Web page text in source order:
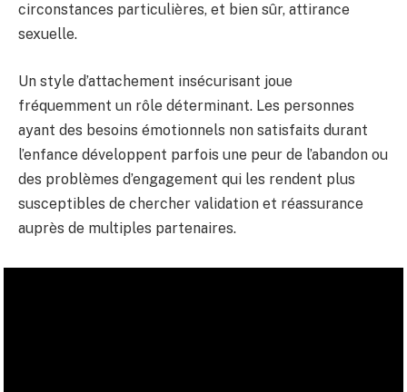
circonstances particulières, et bien sûr, attirance
sexuelle.
Un style d’attachement insécurisant joue
fréquemment un rôle déterminant. Les personnes
ayant des besoins émotionnels non satisfaits durant
l’enfance développent parfois une peur de l’abandon ou
des problèmes d’engagement qui les rendent plus
susceptibles de chercher validation et réassurance
auprès de multiples partenaires.